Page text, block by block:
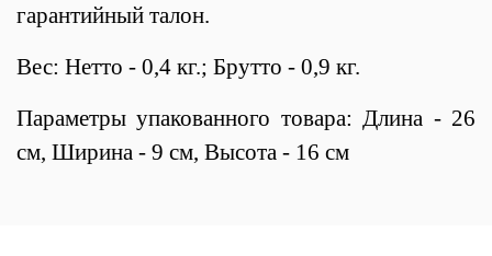
гарантийный талон.
Вес: Нетто - 0,4 кг.; Брутто - 0,9 кг.
Параметры упакованного товара: Длина - 26
см, Ширина - 9 см, Высота - 16 см